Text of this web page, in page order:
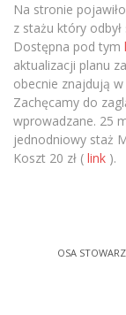
Na stronie
z stażu który
Dostępna pod tym
aktualizacji planu
obecnie znajdują
Zachęcamy do
wprowadzane. 25
jednodniowy staż
Koszt 20 zł ( link ).
OSA